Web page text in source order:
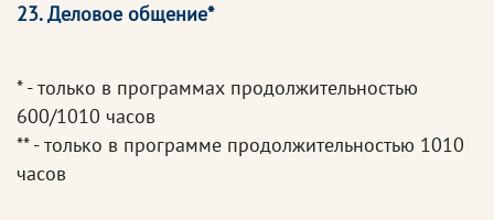
23. Деловое общение*
* - только в программах продолжительностью
600/1010 часов
** - только в программе продолжительностью 1010
часов